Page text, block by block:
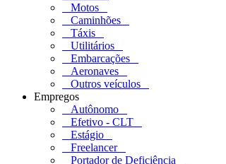
Motos
Caminhões
Táxis
Utilitários
Embarcações
Aeronaves
Outros veículos
Empregos
Autônomo
Efetivo - CLT
Estágio
Freelancer
Portador de Deficiência